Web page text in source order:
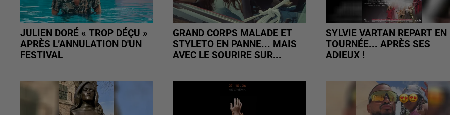
JULIEN DORÉ « TROP DÉÇU »
APRÈS L’ANNULATION D'UN
FESTIVAL
GRAND CORPS MALADE ET
STYLETO EN PANNE... MAIS
AVEC LE SOURIRE SUR...
SYLVIE VARTAN REPART EN
TOURNÉE... APRÈS SES
ADIEUX !